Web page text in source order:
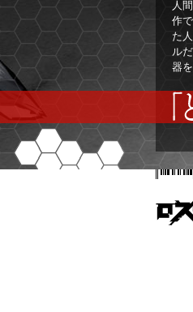
人
作
た
ル
器